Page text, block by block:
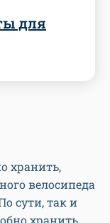
для
хранить,
велосипеда
сути, так и
хранить,